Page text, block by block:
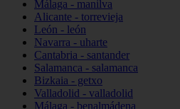
Málaga - manilva
Alicante - torrevieja
León - león
Navarra - uharte
Cantabria - santander
Salamanca - salamanca
Bizkaia - getxo
Valladolid - valladolid
Málaga - benalmádena